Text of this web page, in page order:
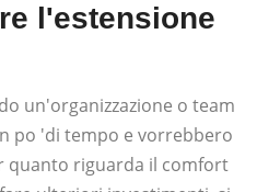
l'estensione
un'organizzazione o team
po 'di tempo e vorrebbero
quanto riguarda il comfort